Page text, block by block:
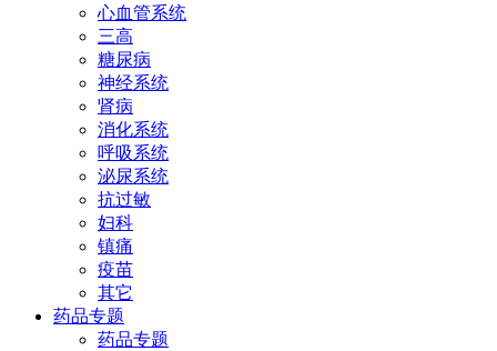
心血管系统
三高
糖尿病
神经系统
肾病
消化系统
呼吸系统
泌尿系统
抗过敏
妇科
镇痛
疫苗
其它
药品专题
药品专题